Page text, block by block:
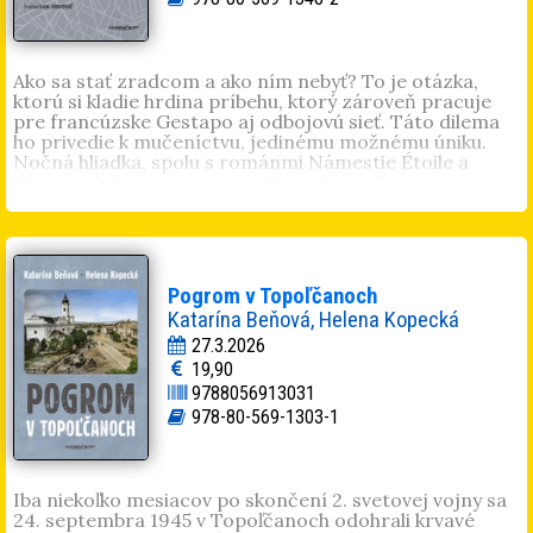
Ako sa stať zradcom a ako ním nebyť? To je otázka,
ktorú si kladie hrdina príbehu, ktorý zároveň pracuje
pre francúzske Gestapo aj odbojovú sieť. Táto dilema
ho privedie k mučeníctvu, jedinému možnému úniku.
Nočná hliadka, spolu s románmi Námestie Étoile a
najprenikavejšie odhaľuje temné stránky spoločnosti a
jednotlivcov. Osamelosť a vykorenenosť jednotlivca
vystaveného na jednej strane bezuzdnému vyčíňaniu
kolaborantov, profitérov a francúzskeho Gestapa, a na
strane druhej prázdnym gestám a alibizmu
francúzskeho dôstojníctva v ilegalite, ktoré sa
považovalo za jediných oprávnených predstaviteľov
odboja – za predpokladu, že skutočnú „špinavú prácu“
za nich odvedie niekto iný. Rozprávač sa stáva dvojitým
agentom, aby mohol ochrániť dve bezbranné bytosti.
Jeho skutočnú identitu sa čitateľ nedozvie: pozná len
dve krycie mená – podľa toho, ktorá zo strán o ňom
práve hovorí. Patrick Modiano touto prekvapivo
nežnou i krutou prózou nastavil Francúzsku pravdivé,
hoci nelichotivé zrkadlo. Vykonal tým istý druh
Pogrom v Topoľčanoch
Katarína Beňová, Helena Kopecká
27.3.2026
19,90
9788056913031
978-80-569-1303-1
Iba niekoľko mesiacov po skončení 2. svetovej vojny sa
24. septembra 1945 v Topoľčanoch odohrali krvavé